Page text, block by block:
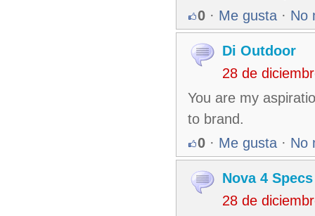
0 · Me gusta · No
Di Outdoor
28 de
You are my
to brand.
0 · Me gusta · No
Nova 4 Specs
28 de